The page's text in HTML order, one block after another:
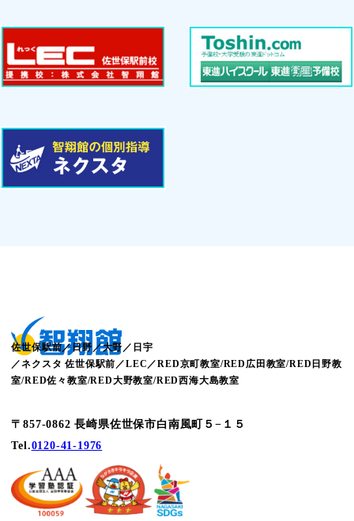
佐世保駅前／日野／大野／日宇
／ネクスタ 佐世保駅前／LEC／RED京町教室/RED広田教室/RED日野教
室/RED佐々教室/RED大野教室/RED西海大島教室
〒857-0862 長崎県佐世保市白南風町５−１５
Tel.0120-41-1976